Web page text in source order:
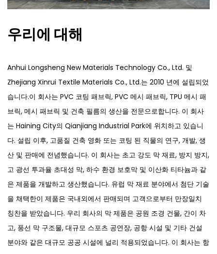
우리에 대해
Anhui Longsheng New Materials Technology Co., Ltd. 및
Zhejiang Xinrui Textile Materials Co., Ltd.는 2010 년에 설립되었
습니다.이 회사는 PVC 코팅 패브릭, PVC 메시 패브릭, TPU 메시 패
브릭, 메시 패브릭 및 건축 필름의 생산을 전문으로합니다. 이 회사
는 Haining City의 Qianjiang Industrial Park에 위치하고 있습니
다. 설립 이후, 고품질 건축 영화 또는 코팅 된 직물의 연구, 개발, 생
산 및 판매에 전념했습니다. 이 회사는 초고 강도 막 재료, 방지 방지,
고 광선 투과율 초대성 막, 하수 환경 보호막 및 이산화 티타늄과 같
은 제품을 개발하고 생산했습니다. 유럽 ​​막 재료 분야에서 첨단 기술
을 채택한이 제품은 국내외에서 판매되며 고객으로부터 만장일치
칭찬을 받았습니다. 우리 회사의 막 제품은 공원 조경 건물, 간이 차
고, 풍선 막 구조물, 대규모 스포츠 공연장, 공항 시설 및 기타 건설
분야와 같은 대규모 공공 시설에 널리 적용되었습니다. 이 회사는 항